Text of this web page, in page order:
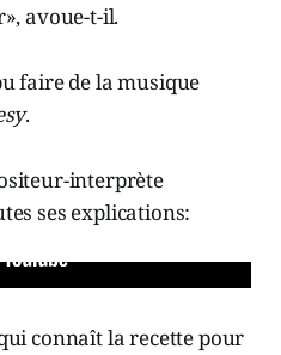
avoue-t-il.
faire de la musique
.
interprète
ses explications:
connaît la recette pour